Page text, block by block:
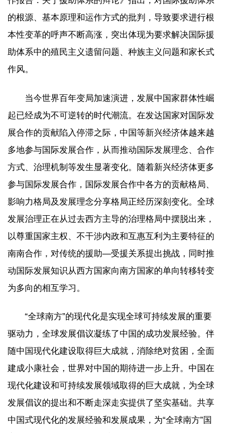
的根源、基本原理和运作方式的批判，导致要求进行根
本性变革的呼声不断高涨，突出体现为要求解决国际援
助体系中的殖民主义遗留问题、种族主义问题和家长式
作风。
当今世界百年变局加速演进，发展中国家群体性崛
起已经成为不可逆转的时代潮流。在发达国家对国际发
展合作的贡献陷入停滞之际，中国等新兴经济体越来越
多地参与国际发展合作，从而推动国际发展理念、合作
方式、治理机制等发生显著变化。随着新兴经济体更多
参与国际发展合作，国际发展合作中各方的贡献格局、
影响力格局及发展理念分享格局正经历深刻变化。全球
发展治理正在从过去西方主导的治理格局中摆脱出来，
以尊重国家主权、不干涉内政和互惠互利为主要特征的
南南合作，对传统的援助—受援关系提出挑战，同时推
动国际发展知识从西方国家向南方国家的单向转移转变
为多向的相互学习。
“全球南方”的现代化是实现全球可持续发展的重要
驱动力，全球发展倡议凝练了中国的成功发展经验。伴
随中国现代化建设取得巨大成就，消除绝对贫困，全面
建成小康社会，世界对中国的期待进一步上升。中国在
现代化建设和可持续发展领域取得的巨大成就，为全球
发展倡议的提出和不断走深走实提供了坚实基础。共享
中国式现代化的发展经验和发展成果，为“全球南方”国